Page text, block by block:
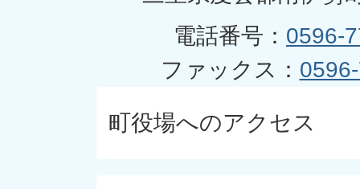
電話番号： 0596-
ファックス：
町役場へのアクセス